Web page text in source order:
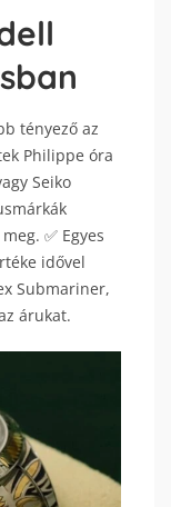
tényező az
Philippe óra
Seiko
✅ Egyes
idővel
Submariner,
árukat.